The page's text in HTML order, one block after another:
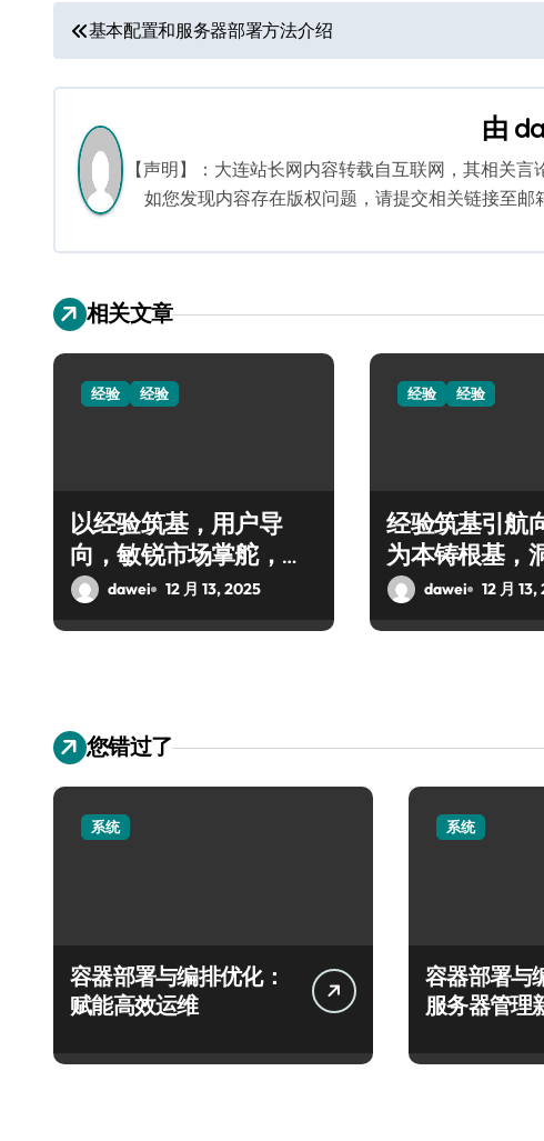
文
章
航
基本配置和服务器部署方法介绍
由
【声明】：大连站长网内容转载自互联网，其相关
如您发现内容存在版权问题，请提交相关链接至邮
相关文章
经验 经验
以经验筑基，用户导
向，敏锐市场掌舵，共
启创业新程
dawei 12 月 13, 2025
经验 经验
经验筑基引航
为本铸根基，
创辉煌
dawei 12 月
您错过了
系统
容器部署与编排优化：
赋能高效运维
系统
容器部署与
服务器管理